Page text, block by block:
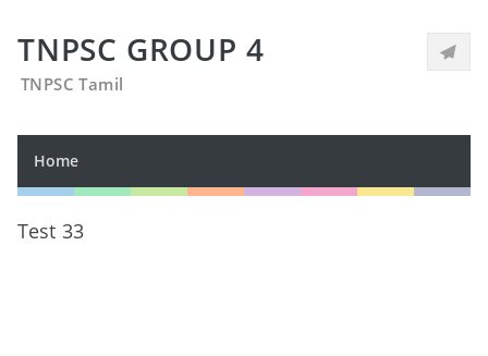
TNPSC GROUP 4
TNPSC Tamil
Home
Test 33